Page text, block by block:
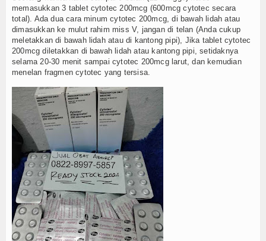
memasukkan 3 tablet cytotec 200mcg (600mcg cytotec secara
total). Ada dua cara minum cytotec 200mcg, di bawah lidah atau
dimasukkan ke mulut rahim miss V, jangan di telan (Anda cukup
meletakkan di bawah lidah atau di kantong pipi), Jika tablet cytotec
200mcg diletakkan di bawah lidah atau kantong pipi, setidaknya
selama 20-30 menit sampai cytotec 200mcg larut, dan kemudian
menelan fragmen cytotec yang tersisa.